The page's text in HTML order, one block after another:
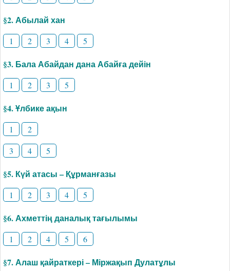
§2. Абылай хан
1 2 3 4 5
§3. Бала Абайдан дана Абайға дейін
1 2 3 5
§4. Ұлбике ақын
1
2
3
4 5
§5. Күй атасы – Құрманғазы
1 2 3 4 5
§6. Ахметтің даналық тағылымы
1 2 4 5 6
§7. Алаш қайраткері – Міржақып Дулатұлы